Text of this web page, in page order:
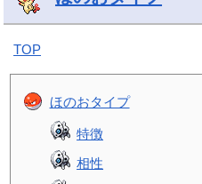
TOP
ほのおタイプ
特徴
相性